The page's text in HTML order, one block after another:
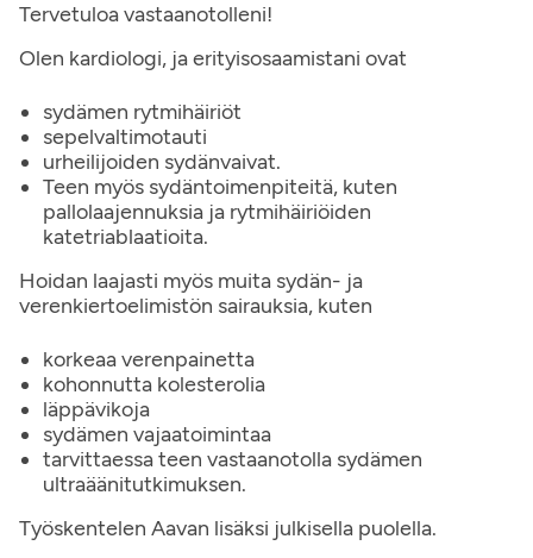
Tervetuloa vastaanotolleni!
Olen kardiologi, ja erityisosaamistani ovat
sydämen rytmihäiriöt
sepelvaltimotauti
urheilijoiden sydänvaivat.
Teen myös sydäntoimenpiteitä, kuten
pallolaajennuksia ja rytmihäiriöiden
katetriablaatioita.
Hoidan laajasti myös muita sydän- ja
verenkiertoelimistön sairauksia, kuten
korkeaa verenpainetta
kohonnutta kolesterolia
läppävikoja
sydämen vajaatoimintaa
tarvittaessa teen vastaanotolla sydämen
ultraäänitutkimuksen.
Työskentelen Aavan lisäksi julkisella puolella.